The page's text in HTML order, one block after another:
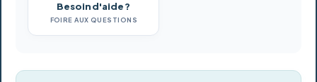
Besoin d'aide ?
FOIRE AUX QUESTIONS